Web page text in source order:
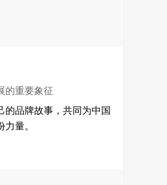
的重要象征
的品牌故事，共同为中国
量。